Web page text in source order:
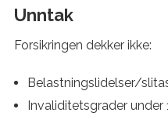
Unntak
Forsikringen dekker ikke: